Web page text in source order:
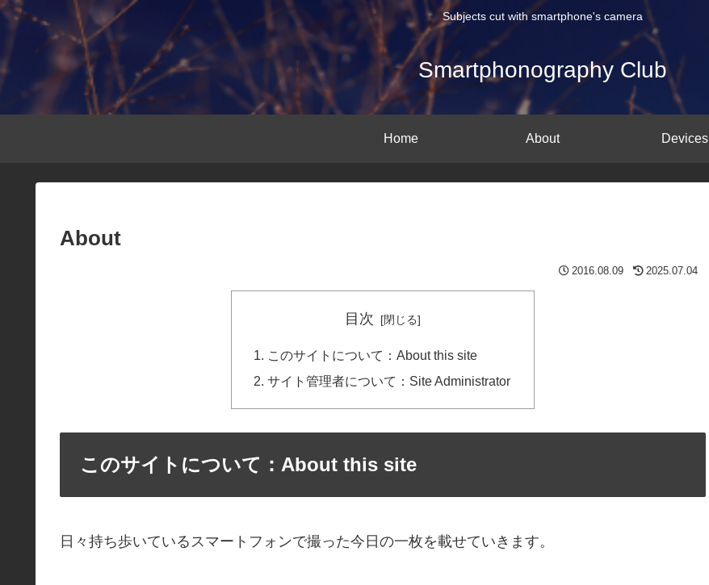
Subjects cut with smartphone's camera
Smartphonography Club
Home About Devices
About
2016.08.09 2025.07.04
目次
このサイトについて：About this site
サイト管理者について：Site Administrator
このサイトについて：About this site
日々持ち歩いているスマートフォンで撮った今日の一枚を載せていきます。